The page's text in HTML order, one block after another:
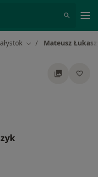
Zmień miasto
Mateusz